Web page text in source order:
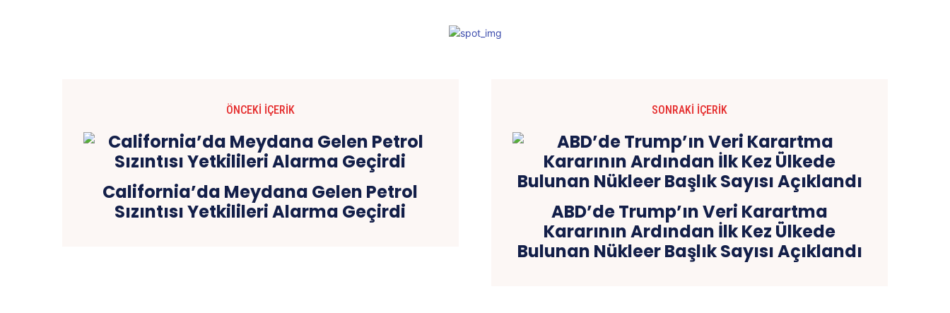
ÖNCEKI İÇERIK
California’da Meydana Gelen Petrol
Sızıntısı Yetkilileri Alarma Geçirdi
SONRAKI İÇERIK
ABD’de Trump’ın Veri Karartma
Kararının Ardından İlk Kez Ülkede
Bulunan Nükleer Başlık Sayısı Açıklandı